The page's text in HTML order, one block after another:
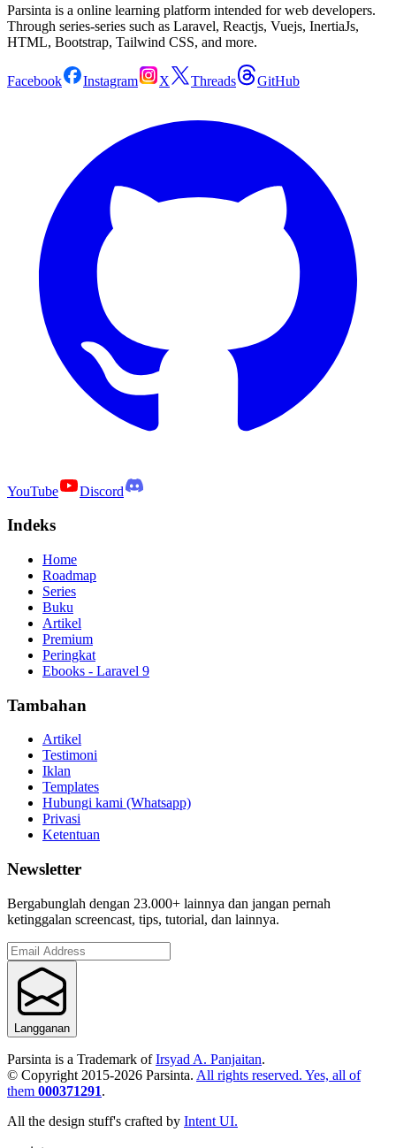
Parsinta is a online learning platform intended for web developers.
Through series-series such as Laravel, Reactjs, Vuejs, InertiaJs,
HTML, Bootstrap, Tailwind CSS, and more.
Facebook Instagram X Threads GitHub
YouTube Discord
Indeks
Home
Roadmap
Series
Buku
Artikel
Premium
Peringkat
Ebooks - Laravel 9
Tambahan
Artikel
Testimoni
Iklan
Templates
Hubungi kami (Whatsapp)
Privasi
Ketentuan
Newsletter
Bergabunglah dengan 23.000+ lainnya dan jangan pernah
ketinggalan screencast, tips, tutorial, dan lainnya.
Langganan
Parsinta is a Trademark of Irsyad A. Panjaitan.
© Copyright 2015-2026 Parsinta. All rights reserved. Yes, all of
them 000371291.
All the design stuff's crafted by Intent UI.